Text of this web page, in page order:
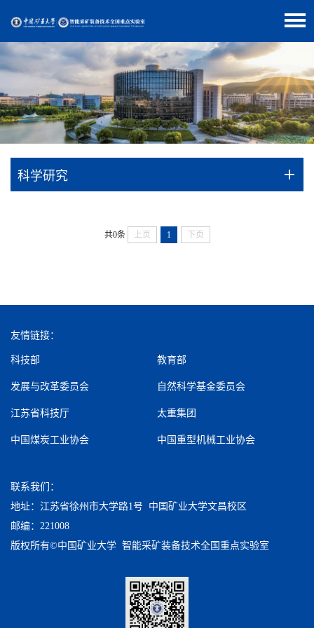
科学研究
共0条 上页 1 下页
友情链接：
科技部 教育部
发展与改革委员会 自然科学基金委员会
江苏省科技厅 太重集团
中国煤炭工业协会 中国重型机械工业协会
联系我们：
地址：江苏省徐州市大学路1号 中国矿业大学文昌校区
邮编：221008
版权所有©中国矿业大学 智能采矿装备技术全国重点实验室